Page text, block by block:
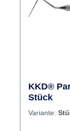
KKD®
Stück
Variante: